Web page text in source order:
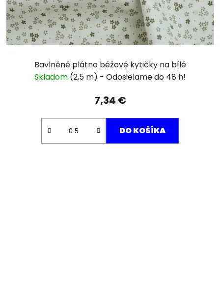
Bavlněné plátno béžové kytičky na bílé
Skladom (2,5 m)
7,34 €
DO KOŠÍKA